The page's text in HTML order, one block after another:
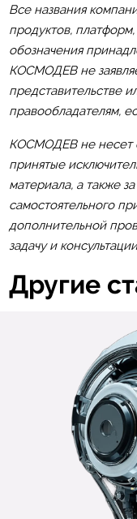
Все названия
продуктов,
обозначения
КОСМОДЕВ не
представительстве
правообладателям,
КОСМОДЕВ не несет
принятые
материала, а также
самостоятельного
дополнительной
задачу и
Другие